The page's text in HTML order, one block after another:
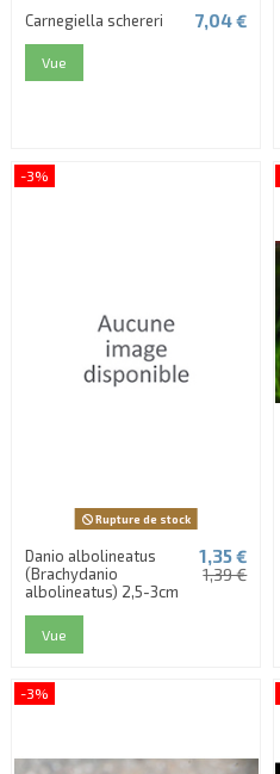
Carnegiella schereri 7,04 €
Vue
-3%
Rupture de stock
Danio albolineatus
(Brachydanio
albolineatus) 2,5-3cm
1,35 €
1,39 €
Vue
-3%